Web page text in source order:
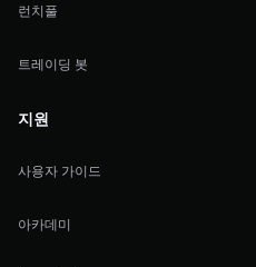
런치풀
트레이딩 봇
지원
사용자 가이드
아카데미